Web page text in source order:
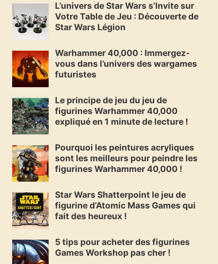
L’univers de Star Wars s’Invite sur
Votre Table de Jeu : Découverte de
Star Wars Légion
Warhammer 40,000 : Immergez-
vous dans l’univers des wargames
futuristes
Le principe de jeu du jeu de
figurines Warhammer 40,000
expliqué en 1 minute de lecture !
Pourquoi les peintures acryliques
sont les meilleurs pour peindre les
figurines Warhammer 40,000 !
Star Wars Shatterpoint le jeu de
figurine d’Atomic Mass Games qui
fait des heureux !
5 tips pour acheter des figurines
Games Workshop pas cher !